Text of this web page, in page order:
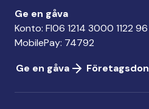
Ge en gåva
Konto: FI06 1214 3000 1122 96
MobilePay: 74792
Ge en gåva